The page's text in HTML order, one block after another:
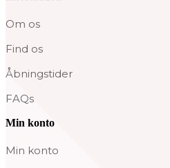
Om os
Find os
Åbningstider
FAQs
Min konto
Min konto